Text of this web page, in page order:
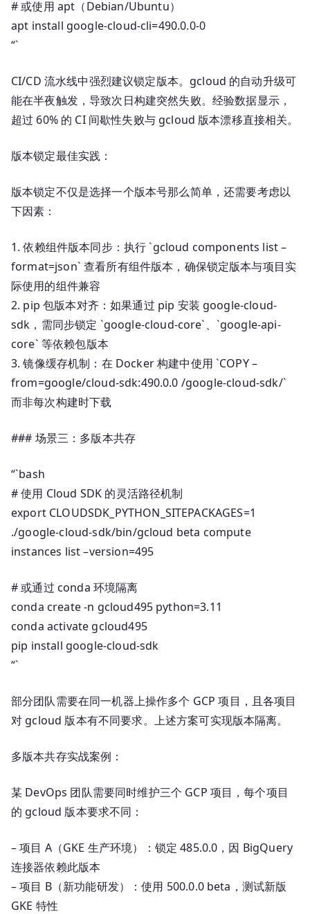
# 或使用 apt（Debian/Ubuntu）
apt install google-cloud-cli=490.0.0-0
“`
CI/CD 流水线中强烈建议锁定版本。gcloud 的自动升级可
能在半夜触发，导致次日构建突然失败。经验数据显示，
超过 60% 的 CI 间歇性失败与 gcloud 版本漂移直接相关。
版本锁定最佳实践：
版本锁定不仅是选择一个版本号那么简单，还需要考虑以
下因素：
1. 依赖组件版本同步：执行 `gcloud components list –
format=json` 查看所有组件版本，确保锁定版本与项目实
际使用的组件兼容
2. pip 包版本对齐：如果通过 pip 安装 google-cloud-
sdk，需同步锁定 `google-cloud-core`、`google-api-
core` 等依赖包版本
3. 镜像缓存机制：在 Docker 构建中使用 `COPY –
from=google/cloud-sdk:490.0.0 /google-cloud-sdk/`
而非每次构建时下载
### 场景三：多版本共存
“`bash
# 使用 Cloud SDK 的灵活路径机制
export CLOUDSDK_PYTHON_SITEPACKAGES=1
./google-cloud-sdk/bin/gcloud beta compute
instances list –version=495
# 或通过 conda 环境隔离
conda create -n gcloud495 python=3.11
conda activate gcloud495
pip install google-cloud-sdk
“`
部分团队需要在同一机器上操作多个 GCP 项目，且各项目
对 gcloud 版本有不同要求。上述方案可实现版本隔离。
多版本共存实战案例：
某 DevOps 团队需要同时维护三个 GCP 项目，每个项目
的 gcloud 版本要求不同：
– 项目 A（GKE 生产环境）：锁定 485.0.0，因 BigQuery
连接器依赖此版本
– 项目 B（新功能研发）：使用 500.0.0 beta，测试新版
GKE 特性